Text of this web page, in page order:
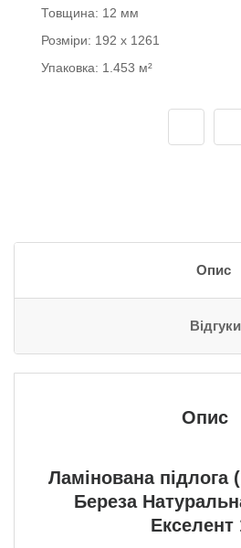
Товщина: 12 мм
Розміри: 192 x 1261
Упаковка: 1.453 м²
Опис
Відгуки
Опис
Ламінована підлога
Береза
Екселент